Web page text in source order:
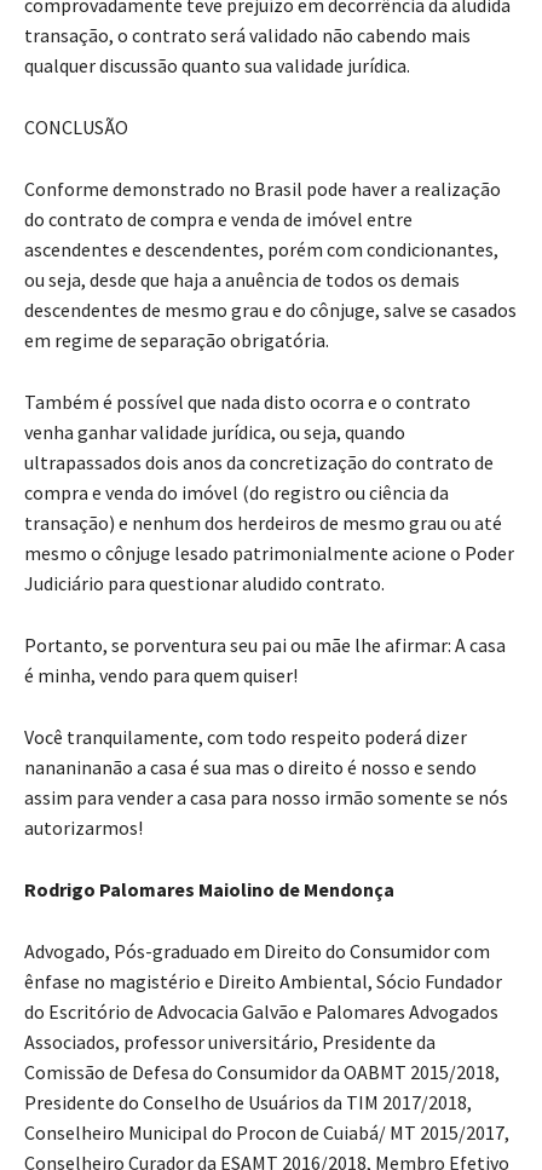
comprovadamente teve prejuízo em decorrência da aludida
transação, o contrato será validado não cabendo mais
qualquer discussão quanto sua validade jurídica.
CONCLUSÃO
Conforme demonstrado no Brasil pode haver a realização
do contrato de compra e venda de imóvel entre
ascendentes e descendentes, porém com condicionantes,
ou seja, desde que haja a anuência de todos os demais
descendentes de mesmo grau e do cônjuge, salve se casados
em regime de separação obrigatória.
Também é possível que nada disto ocorra e o contrato
venha ganhar validade jurídica, ou seja, quando
ultrapassados dois anos da concretização do contrato de
compra e venda do imóvel (do registro ou ciência da
transação) e nenhum dos herdeiros de mesmo grau ou até
mesmo o cônjuge lesado patrimonialmente acione o Poder
Judiciário para questionar aludido contrato.
Portanto, se porventura seu pai ou mãe lhe afirmar: A casa
é minha, vendo para quem quiser!
Você tranquilamente, com todo respeito poderá dizer
nananinanão a casa é sua mas o direito é nosso e sendo
assim para vender a casa para nosso irmão somente se nós
autorizarmos!
Rodrigo Palomares Maiolino de Mendonça
Advogado, Pós-graduado em Direito do Consumidor com
ênfase no magistério e Direito Ambiental, Sócio Fundador
do Escritório de Advocacia Galvão e Palomares Advogados
Associados, professor universitário, Presidente da
Comissão de Defesa do Consumidor da OABMT 2015/2018,
Presidente do Conselho de Usuários da TIM 2017/2018,
Conselheiro Municipal do Procon de Cuiabá/ MT 2015/2017,
Conselheiro Curador da ESAMT 2016/2018, Membro Efetivo